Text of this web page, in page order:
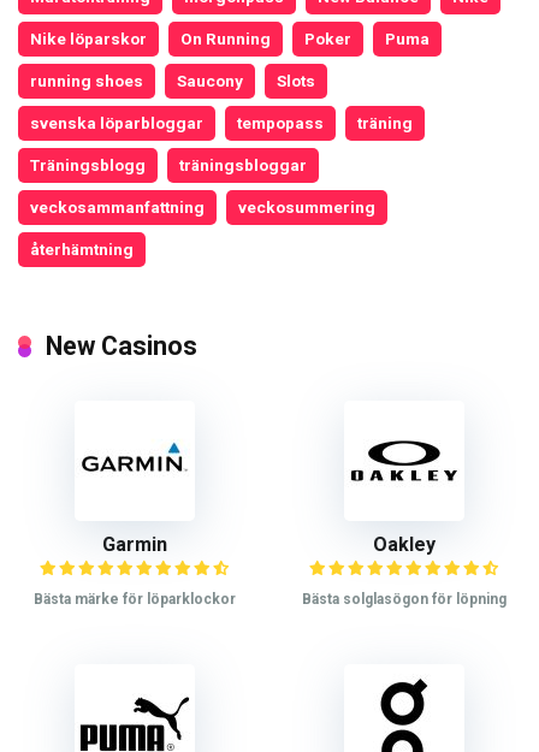
Nike löparskor On Running Poker Puma
running shoes Saucony Slots
svenska löparbloggar tempopass träning
Träningsblogg träningsbloggar
veckosammanfattning veckosummering
återhämtning
New Casinos
Garmin
Bästa märke för löparklockor
Oakley
Bästa solglasögon för löpning